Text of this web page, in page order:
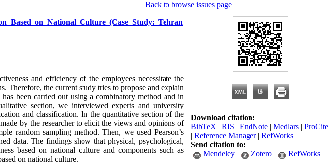
Back to browse issues page
Based on National Culture (Case Study: Tehran
and efficiency of the employees necessitate the
Therefore, the current study tries to propose and explain
been carried out using a combinatory method and in
section, we interviewed experts and university
and classification. In the quantitative section of the
by the researcher to elicit the views and opinions of
random sampling method. Then, we used Pearson’s
data. The findings show that physical, psychological,
based on national culture and components such as
on national culture.
Download citation:
BibTeX | RIS | EndNote | Medlars | ProCite
| Reference Manager| RefWorks
Send citation to:
Mendeley
Zotero RefWorks